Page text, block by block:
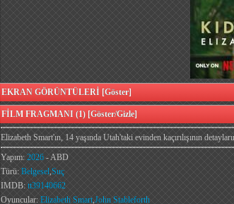
EKRAN GÖRÜNTÜLERİ [Göster]
FİLM FRAGMANI (1) [Göster/Gizle]
Elizabeth Smart'ın, 14 yaşında Utah'taki evinden kaçırılışının
Yapım: 2026 - ABD
Türü: Belgesel,Suç
IMDB: tt39140662
Oyuncular: Elizabeth Smart,John Stableforth